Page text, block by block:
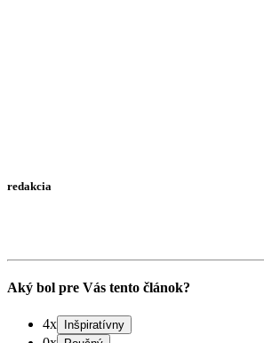
redakcia
Aký bol pre Vás tento článok?
4x